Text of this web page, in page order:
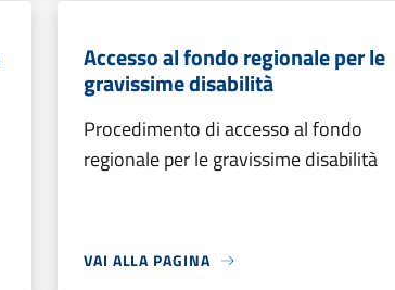
Accesso al fondo regionale per le
gravissime disabilità
Procedimento di accesso al fondo
regionale per le gravissime disabilità
VAI ALLA PAGINA